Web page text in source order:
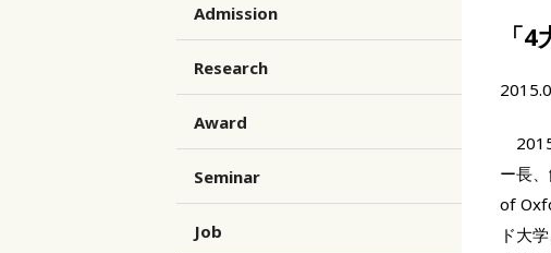
「
ー長
of
ド大
Admission
Research
Award
Seminar
Job